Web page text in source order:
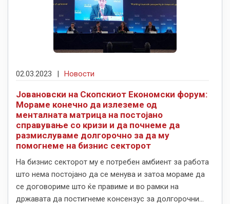
02.03.2023 | Новости
Јовановски на Скопскиот Економски форум:
Мораме конечно да излеземе од
менталната матрица на постојано
справување со кризи и да почнеме да
размислуваме долгорочно за да му
помогнеме на бизнис секторот
На бизнис секторот му е потребен амбиент за работа
што нема постојано да се менува и затоа мораме да
се договориме што ќе правиме и во рамки на
државата да постигнеме консензус за долгорочни...